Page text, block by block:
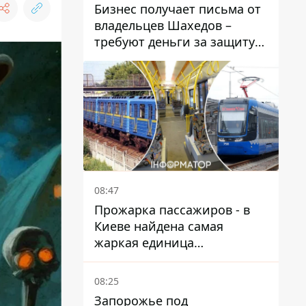
Бизнес получает письма от
владельцев Шахедов –
требуют деньги за защиту
от атак
08:47
Прожарка пассажиров - в
Киеве найдена самая
жаркая единица
общественного транспорта
08:25
Запорожье под